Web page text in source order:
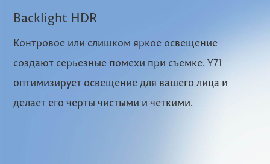
Backlight HDR
Контровое или слишком яркое освещение
создают серьезные помехи при съемке. Y71
оптимизирует освещение для вашего лица и
делает его черты чистыми и четкими.